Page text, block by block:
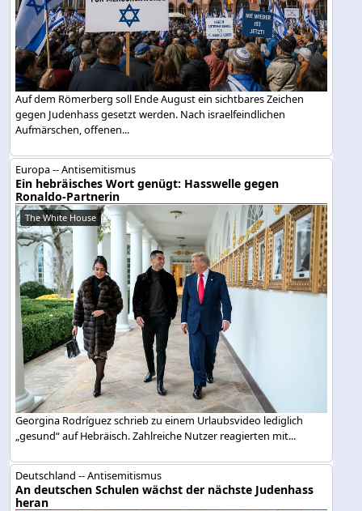
Auf dem Römerberg soll Ende August ein sichtbares Zeichen
gegen Judenhass gesetzt werden. Nach israelfeindlichen
Aufmärschen, offenen...
Europa -- Antisemitismus
Ein hebräisches Wort genügt: Hasswelle gegen
Ronaldo-Partnerin
The White House
Georgina Rodríguez schrieb zu einem Urlaubsvideo lediglich
„gesund“ auf Hebräisch. Zahlreiche Nutzer reagierten mit...
Deutschland -- Antisemitismus
An deutschen Schulen wächst der nächste Judenhass
heran